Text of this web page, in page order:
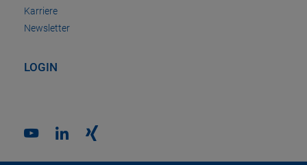
Karriere
Newsletter
LOGIN